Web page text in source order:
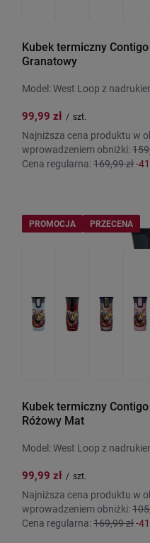
Kubek termiczny
Granatowy
Model: West Loop z
99,99 zł / szt.
Najniższa cena produktu w
wprowadzeniem obniżki:
Cena regularna:169,99 zł-
PROMOCJA PRZECENA
Kubek termiczny
Różowy Mat
Model: West Loop z
99,99 zł / szt.
Najniższa cena produktu w
wprowadzeniem obniżki:
Cena regularna:169,99 zł-